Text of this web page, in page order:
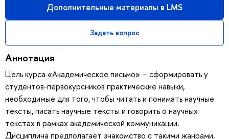
Дополнительные материалы в LMS
Задать вопрос
Аннотация
Цель курса «Академическое письмо» – сформировать у
студентов-первокурсников практические навыки,
необходимые для того, чтобы читать и понимать научные
тексты, писать научные тексты и говорить о научных
текстах в рамках академической коммуникации.
Дисциплина предполагает знакомство с такими жанрами,